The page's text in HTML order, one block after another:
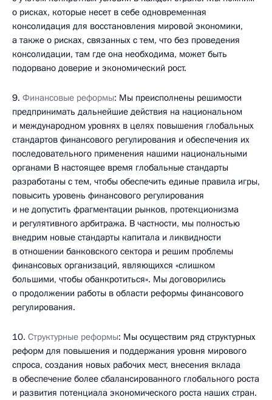
о рисках, которые несет в себе одновременная
консолидация для восстановления мировой экономики,
а также о рисках, связанных с тем, что без проведения
консолидации, там где она необходима, может быть
подорвано доверие и экономический рост.
9. Финансовые реформы: Мы преисполнены решимости
предпринимать дальнейшие действия на национальном
и международном уровнях в целях повышения глобальных
стандартов финансового регулирования и обеспечения их
последовательного применения нашими национальными
органами В настоящее время глобальные стандарты
разработаны с тем, чтобы обеспечить единые правила игры,
повысить уровень финансового регулирования
и не допустить фрагментации рынков, протекционизма
и регулятивного арбитража. В частности, мы полностью
внедрим новые стандарты капитала и ликвидности
в отношении банковского сектора и решим проблемы
финансовых организаций, являющихся «слишком
большими, чтобы обанкротиться». Мы договорились
о продолжении работы в области реформы финансового
регулирования.
10. Структурные реформы: Мы осуществим ряд структурных
реформ для повышения и поддержания уровня мирового
спроса, создания новых рабочих мест, внесения вклада
в обеспечение более сбалансированного глобального роста
и развития потенциала экономического роста наших стран.